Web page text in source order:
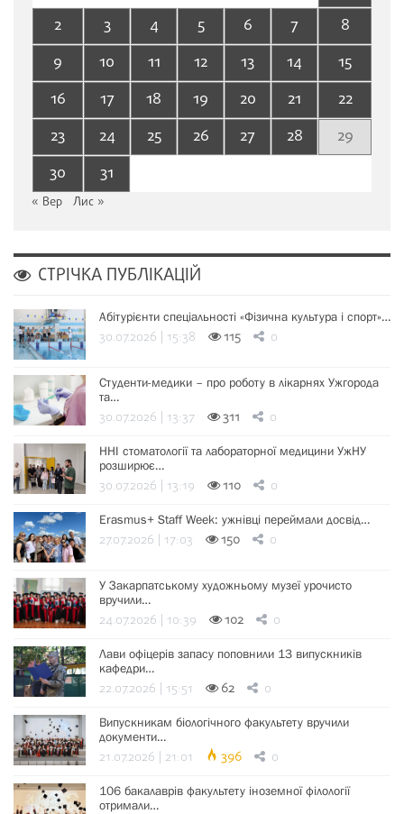
2
3 4 5 6 7
8
9
10 11 12 13 14
15
16
17 18 19 20 21
22
23
24 25 26 27 28
29
30
31
« Вер Лис »
СТРІЧКА ПУБЛІКАЦІЙ
Абітурієнти спеціальності «Фізична культура і спорт»…
30.07.2026 | 15:38 115 0
Студенти-медики – про роботу в лікарнях Ужгорода
та…
30.07.2026 | 13:37 311 0
ННІ стоматології та лабораторної медицини УжНУ
розширює…
30.07.2026 | 13:19 110 0
Erasmus+ Staff Week: ужнівці переймали досвід…
27.07.2026 | 17:03 150 0
У Закарпатському художньому музеї урочисто
вручили…
24.07.2026 | 10:39 102 0
Лави офіцерів запасу поповнили 13 випускників
кафедри…
22.07.2026 | 15:51 62 0
Випускникам біологічного факультету вручили
документи…
21.07.2026 | 21:01 396 0
106 бакалаврів факультету іноземної філології
отримали…